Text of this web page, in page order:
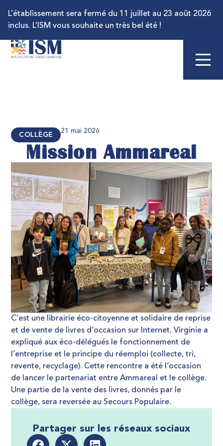
L’établissement sera fermé du 11 juillet au 23 août 2026
inclus. L’ISM vous souhaite un très bel été !
COLLÈGE
21 mai 2026
Mission Ammareal
C’est une librairie éco-citoyenne et solidaire de reprise
et de vente de livres d’occasion sur Internet. Virginie a
expliqué aux éco-délégués le fonctionnement de
l’entreprise et le principe du réemploi (collecte, tri,
revente, recyclage). Cette rencontre a été l’occasion
de lancer le partenariat entre Ammareal et le collège.
Une partie de la vente des livres, donnés par le
collège, sera reversée au Secours Populaire.
Partager sur les réseaux sociaux